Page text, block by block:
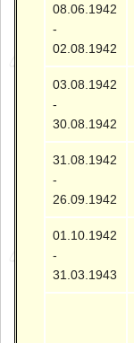
08.06.1942
-
02.08.1942
03.08.1942
-
30.08.1942
31.08.1942
-
26.09.1942
01.10.1942
-
31.03.1943